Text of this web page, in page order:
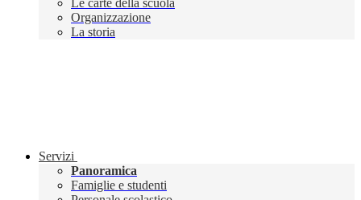
Le carte della scuola
Organizzazione
La storia
Servizi
Panoramica
Famiglie e studenti